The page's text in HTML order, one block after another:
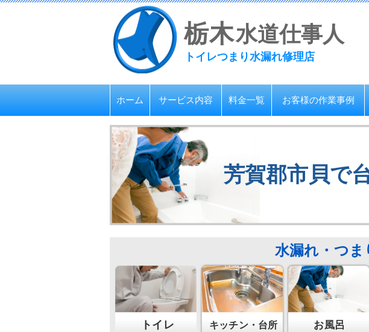
栃木水道仕事人
トイレつまり水漏れ修理店
ホーム サービス内容 料金一覧 お客様の作業事例
芳賀郡市貝で
トイレ キッチン・台所 お風呂
水漏れ・つま